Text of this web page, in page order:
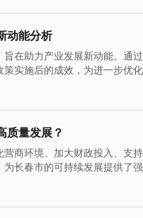
动能分析
在助力产业发展新动能。通
实施后的成效，为进一步优
质量发展？
商环境、加大财政投入、支
长春市的可持续发展提供了